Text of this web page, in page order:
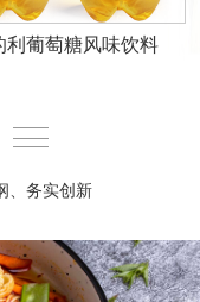
利葡萄糖风味饮料
、务实创新